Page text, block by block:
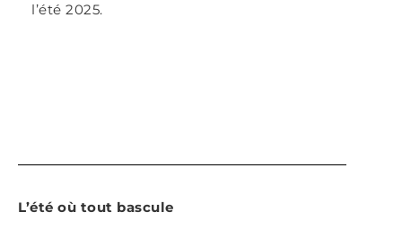
l’été 2025.
L’été où tout bascule